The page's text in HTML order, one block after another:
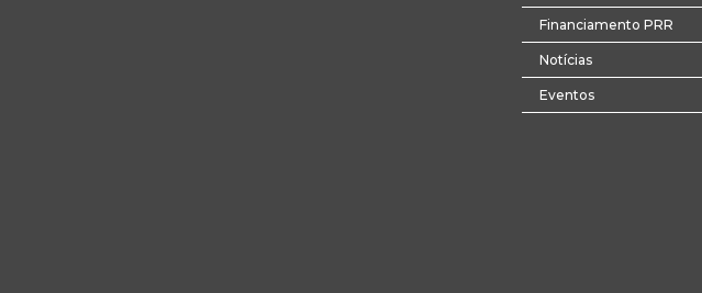
Financiamento PRR
Notícias
Eventos